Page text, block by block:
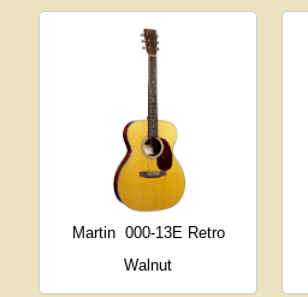
Martin 000-13E Retro
Walnut